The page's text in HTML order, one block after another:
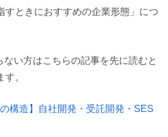
すときにおすすめの企業形態」につ
い方はこちらの記事を先に読むと
。
構造】自社開発・受託開発・SES